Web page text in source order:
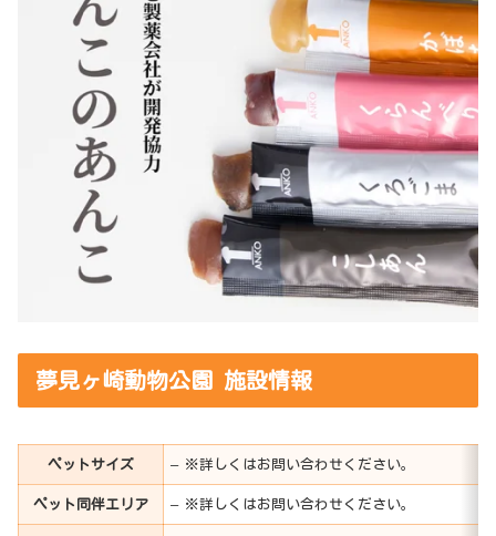
夢見ヶ崎動物公園 施設情報
ペットサイズ – ※詳しくはお問い合わせください。
ペット同伴エリア – ※詳しくはお問い合わせください。